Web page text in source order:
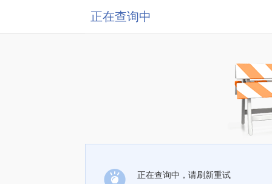
正在查询中
正在查询中，请刷新重试